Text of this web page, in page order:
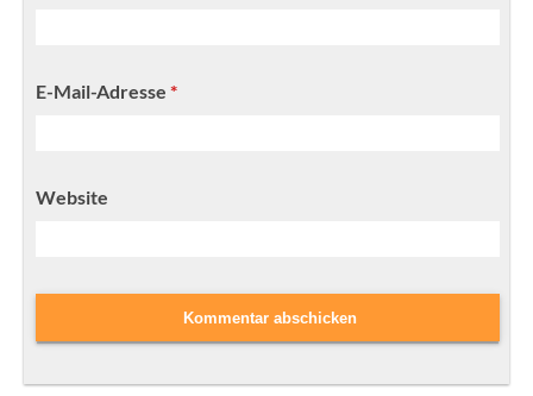
E-Mail-Adresse *
Website